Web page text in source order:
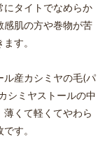
にタイトでなめらか
感肌の方や巻物が苦
す。
ル産カシミヤの毛(パ
シミヤストールの中
くて軽くてやわら
す。